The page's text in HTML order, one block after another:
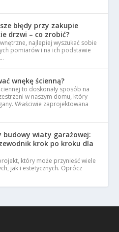
błędy przy zakupie
drzwi – co zrobić?
najlepiej wyszukać sobie
pomiarów i na ich podstawie
wnękę ścienną?
to doskonały sposób na
w naszym domu, który
Właściwie zaprojektowana
budowy wiaty garażowej:
krok po kroku dla
który może przynieść wiele
jak i estetycznych. Oprócz